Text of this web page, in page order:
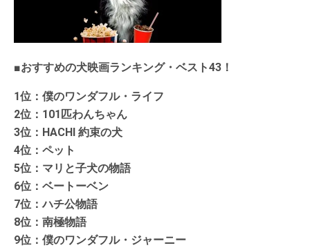
■おすすめの犬映画ランキング・ベスト43！
1位：僕のワンダフル・ライフ
2位：101匹わんちゃん
3位：HACHI 約束の犬
4位：ペット
5位：マリと子犬の物語
6位：ベートーベン
7位：ハチ公物語
8位：南極物語
9位：僕のワンダフル・ジャーニー